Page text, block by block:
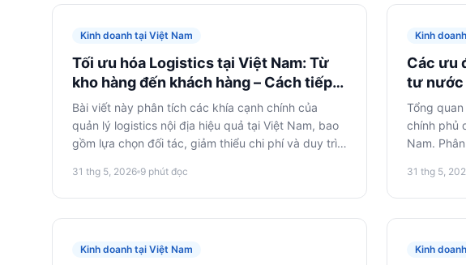
Kinh doanh tại Việt Nam
Tối ưu hóa Logistics tại Việt Nam: Từ
kho hàng đến khách hàng – Cách tiếp
cận chiến lược
Bài viết này phân tích các khía cạnh chính của
quản lý logistics nội địa hiệu quả tại Việt Nam, bao
gồm lựa chọn đối tác, giảm thiểu chi phí và duy trì
nhân và nhà quản lý quan tâm đến việc nâng cao
hiệu quả chuỗi cung ứng.
31 thg 5, 2026 9 phút đọc
Kinh
Các ưu
tư nước
các
hỗ trợ
Tổng
chính phủ
Nam.
ưu tiên và
31 thg 5,
Kinh doanh tại Việt Nam Kinh